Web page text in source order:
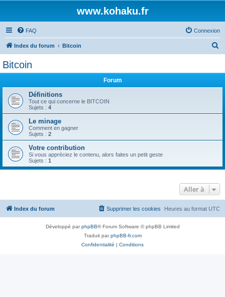
www.kohaku.fr
FAQ Connexion
Index du forum Bitcoin
e
Bitcoin
Forum
Définitions
Tout ce qui concerne le BITCOIN
Sujets : 4
Le minage
Comment en gagner
Sujets : 2
Votre contribution
Si vous appréciez le contenu, alors faites un petit geste
Sujets : 1
Aller à
Index du forum Heures au format UTC
Supprimer les cookies
Développé parphpBB® Forum Software © phpBB Limited
Traduit parphpBB-fr.com
Confidentialité | Conditions